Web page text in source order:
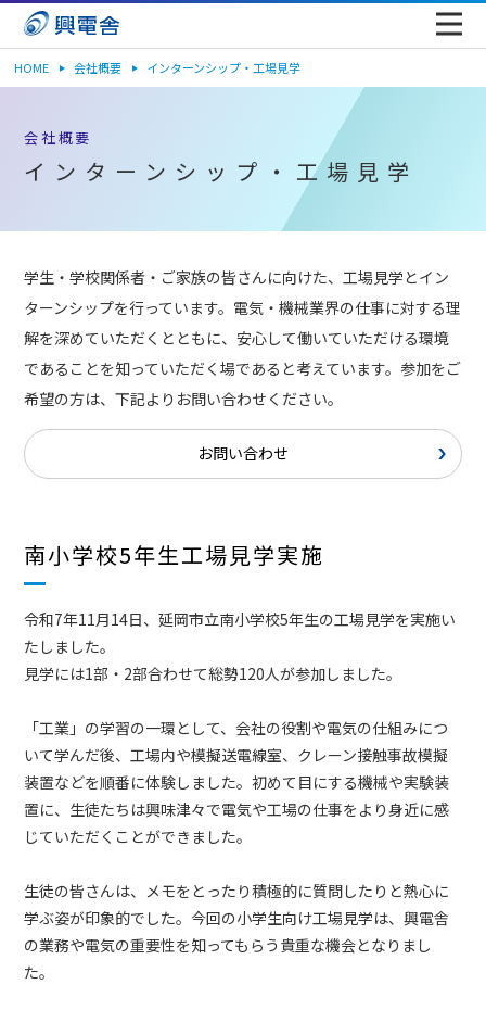
HOME 会社概要 インターンシップ・工場見学
会社概要
インターンシップ・工場見学
学生・学校関係者・ご家族の皆さんに向けた、工場見学とイン
ターンシップを行っています。電気・機械業界の仕事に対する理
解を深めていただくとともに、安心して働いていただける環境
であることを知っていただく場であると考えています。参加をご
希望の方は、下記よりお問い合わせください。
お問い合わせ
南小学校5年生工場見学実施
令和7年11月14日、延岡市立南小学校5年生の工場見学を実施い
たしました。
見学には1部・2部合わせて総勢120人が参加しました。
「工業」の学習の一環として、会社の役割や電気の仕組みにつ
いて学んだ後、工場内や模擬送電線室、クレーン接触事故模擬
装置などを順番に体験しました。初めて目にする機械や実験装
置に、生徒たちは興味津々で電気や工場の仕事をより身近に感
じていただくことができました。
生徒の皆さんは、メモをとったり積極的に質問したりと熱心に
学ぶ姿が印象的でした。今回の小学生向け工場見学は、興電舎
の業務や電気の重要性を知ってもらう貴重な機会となりまし
た。